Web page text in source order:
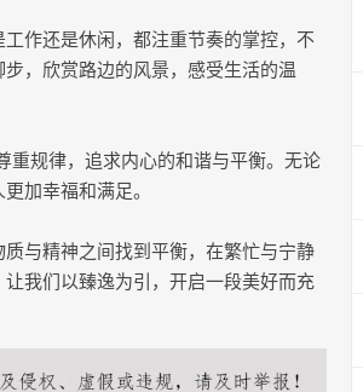
作还是休闲，都注重节奏的掌控，不
，欣赏路边的风景，感受生活的温
重规律，追求内心的和谐与平衡。无论
加幸福和满足。
与精神之间找到平衡，在繁忙与宁静
我们以臻逸为引，开启一段美好而充